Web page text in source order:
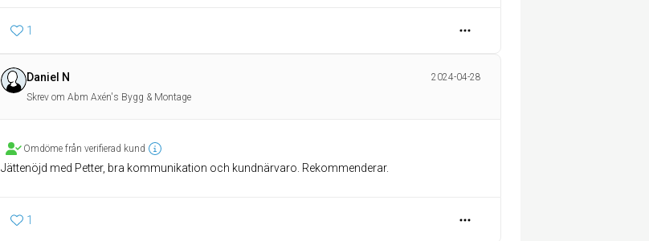
1
Daniel N
2024-04-28
Skrev om Abm Axén's Bygg & Montage
Omdöme från verifierad kund
Jättenöjd med Petter, bra kommunikation och kundnärvaro. Rekommenderar.
1